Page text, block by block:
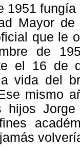
1951
Mayor
que le
de
el 16 de
vida del
mismo
hijos